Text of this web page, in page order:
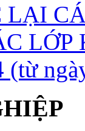
LẠI
LỚP
(từ